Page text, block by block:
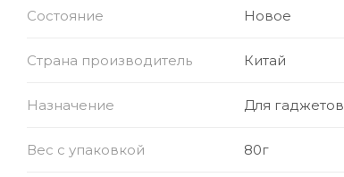
Состояние Новое
Страна производитель Китай
Назначение Для гаджетов
Вес с упаковкой 80г